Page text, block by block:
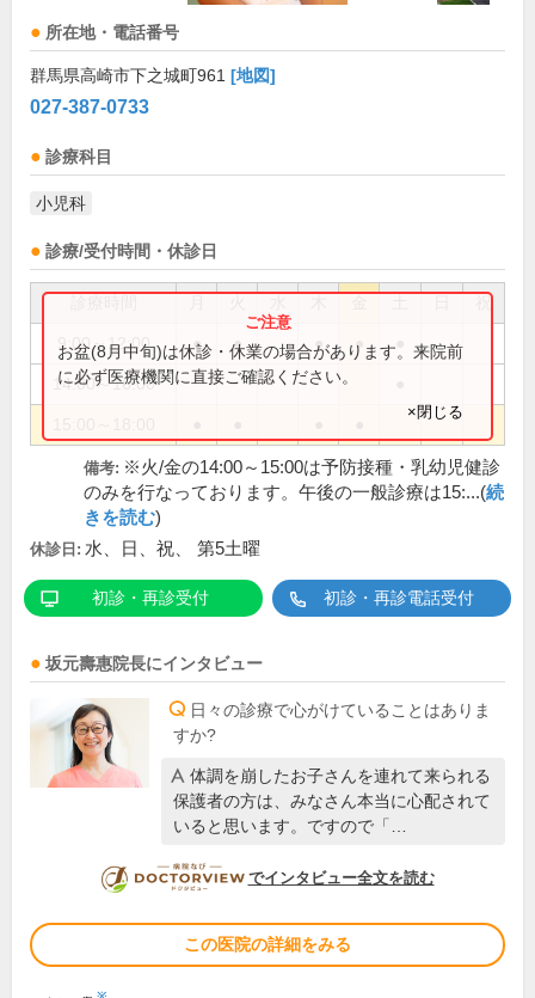
所在地・電話番号
群馬県高崎市下之城町961 [地図]
027-387-0733
診療科目
小児科
診療/受付時間・休診日
祝
9:00～12:00 ● ● ● ●
14:00～16:00
お盆(8月中旬)は休診・休業の場合があります。来院前
に必ず医療機関に直接ご確認ください。
×閉じる
備考: ※火/金の14:00～15:00は予防接種・乳幼児健診
のみを行なっております。午後の一般診療は15:...(続
きを読む)
休診日: 水、日、祝、 第5土曜
初診・再診受付 初診・再診電話受付
坂元壽惠院長にインタビュー
日々の診療で心がけていることはありま
すか?
体調を崩したお子さんを連れて来られる
保護者の方は、みなさん本当に心配されて
いると思います。ですので「…
DOCTORVIEW
でインタビュー全文を読む
この医院の詳細をみる